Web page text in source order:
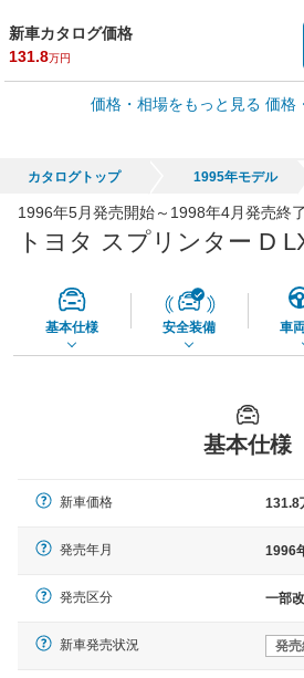
新車カタログ価格
131.8万円
車買取価格 *
56,270円
価格・相場をもっと見る 価格
カタログトップ 1995年モデル
1996年5月発売開始～1998年4月発売終了
トヨタ スプリンター D
基本仕様 安全装備 車
基本仕様
新車価格 131.8
発売年月 1996
発売区分 一部
新車発売状況 発売